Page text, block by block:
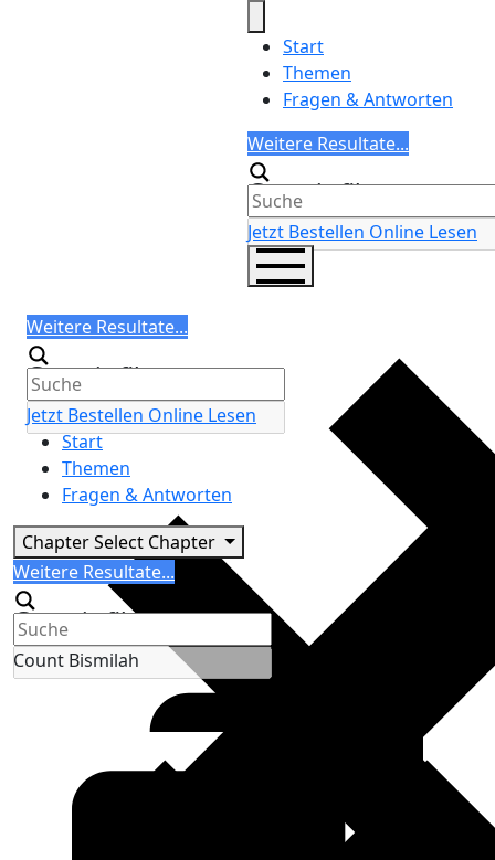
Start
Themen
Fragen & Antworten
Search
Weitere Resultate...
Generic filters
Jetzt Bestellen Online Lesen
Search
Weitere Resultate...
Generic filters
Jetzt Bestellen Online Lesen
Start
Themen
Fragen & Antworten
ChapterSelect Chapter
Search
Weitere Resultate...
Generic filters
Count Bismilah